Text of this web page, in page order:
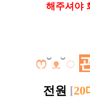
해 주셔야
ෆ˘ᴥ˘◌
전원 [20